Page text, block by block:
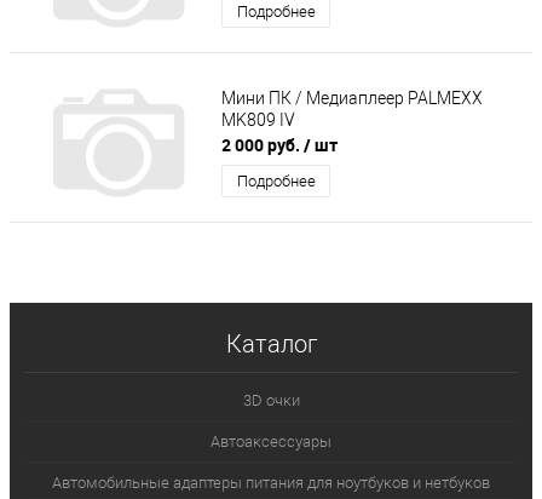
Подробнее
Мини ПК / Медиаплеер PALMEXX
MK809 IV
2 000 руб. / шт
Подробнее
Каталог
3D очки
Автоаксессуары
Автомобильные адаптеры питания для ноутбуков и нетбуков